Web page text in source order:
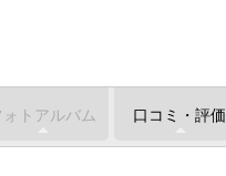
ォトアルバム 口コミ・評価